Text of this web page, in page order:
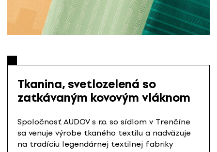
Tkanina, svetlozelená so
zatkávaným kovovým vláknom
Spoločnosť AUDOV s r.o. so sídlom v Trenčíne
sa venuje výrobe tkaného textilu a nadväzuje
na tradíciu legendárnej textilnej fabriky